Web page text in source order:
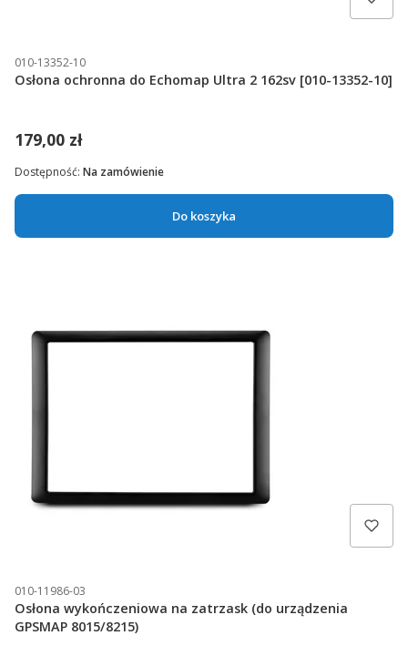
010-13352-10
Osłona ochronna do Echomap Ultra 2 162sv [010-13352-10]
179,00 zł
Do koszyka
Dostępność: Na zamówienie
010-11986-03
Osłona wykończeniowa na zatrzask (do urządzenia
GPSMAP 8015/8215)